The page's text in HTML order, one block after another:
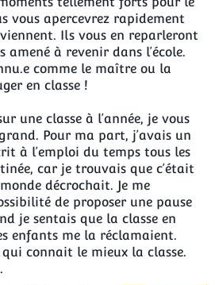
vous apercevrez rapidement
Ils vous en reparleront
amené à revenir dans l’école.
comme le maître ou la
en classe !
une classe à l’année, je vous
Pour ma part, j’avais un
à l’emploi du temps tous les
car je trouvais que c’était
décrochait. Je me
de proposer une pause
je sentais que la classe en
enfants me la réclamaient.
qui connait le mieux la classe.